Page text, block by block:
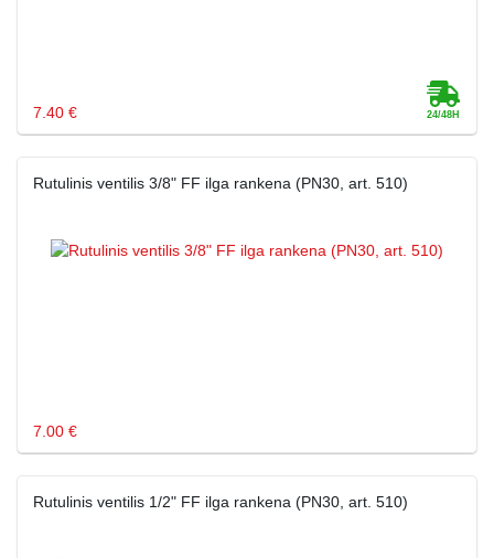
7.40 €
Rutulinis ventilis 3/8" FF ilga rankena (PN30, art. 510)
7.00 €
Rutulinis ventilis 1/2" FF ilga rankena (PN30, art. 510)